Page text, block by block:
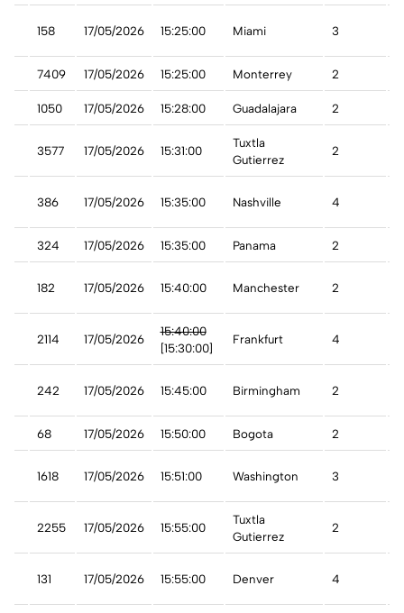
158 17/05/2026 15:25:00 Miami 3
7409 17/05/2026 15:25:00 Monterrey 2
1050 17/05/2026 15:28:00 Guadalajara 2
3577 17/05/2026 15:31:00
Tuxtla
Gutierrez
2
386 17/05/2026 15:35:00 Nashville 4
324 17/05/2026 15:35:00 Panama 2
182 17/05/2026 15:40:00 Manchester 2
2114 17/05/2026
15:40:00
[15:30:00]
Frankfurt 4
242 17/05/2026 15:45:00 Birmingham 2
68 17/05/2026 15:50:00 Bogota 2
1618 17/05/2026 15:51:00 Washington 3
2255 17/05/2026 15:55:00
Tuxtla
Gutierrez
2
131 17/05/2026 15:55:00 Denver 4